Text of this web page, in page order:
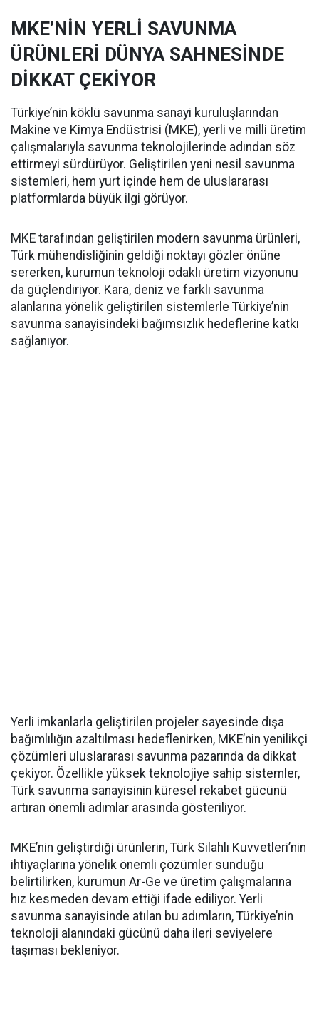
MKE’NİN YERLİ SAVUNMA
ÜRÜNLERİ DÜNYA SAHNESİNDE
DİKKAT ÇEKİYOR
Türkiye’nin köklü savunma sanayi kuruluşlarından
Makine ve Kimya Endüstrisi (MKE), yerli ve milli üretim
çalışmalarıyla savunma teknolojilerinde adından söz
ettirmeyi sürdürüyor. Geliştirilen yeni nesil savunma
sistemleri, hem yurt içinde hem de uluslararası
platformlarda büyük ilgi görüyor.
MKE tarafından geliştirilen modern savunma ürünleri,
Türk mühendisliğinin geldiği noktayı gözler önüne
sererken, kurumun teknoloji odaklı üretim vizyonunu
da güçlendiriyor. Kara, deniz ve farklı savunma
alanlarına yönelik geliştirilen sistemlerle Türkiye’nin
savunma sanayisindeki bağımsızlık hedeflerine katkı
sağlanıyor.
Yerli imkanlarla geliştirilen projeler sayesinde dışa
bağımlılığın azaltılması hedeflenirken, MKE’nin yenilikçi
çözümleri uluslararası savunma pazarında da dikkat
çekiyor. Özellikle yüksek teknolojiye sahip sistemler,
Türk savunma sanayisinin küresel rekabet gücünü
artıran önemli adımlar arasında gösteriliyor.
MKE’nin geliştirdiği ürünlerin, Türk Silahlı Kuvvetleri’nin
ihtiyaçlarına yönelik önemli çözümler sunduğu
belirtilirken, kurumun Ar-Ge ve üretim çalışmalarına
hız kesmeden devam ettiği ifade ediliyor. Yerli
savunma sanayisinde atılan bu adımların, Türkiye’nin
teknoloji alanındaki gücünü daha ileri seviyelere
taşıması bekleniyor.